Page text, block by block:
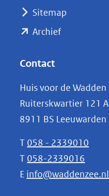
naar
Sitemap
Archief(opent
(verwijst
naar
een
andere
website)
Contact
Huis voor de Wadden
Ruiterskwartier 121 A
8911 BS Leeuwarden
T 058 - 2339010
T 058-2339016
E info@waddenzee.nl